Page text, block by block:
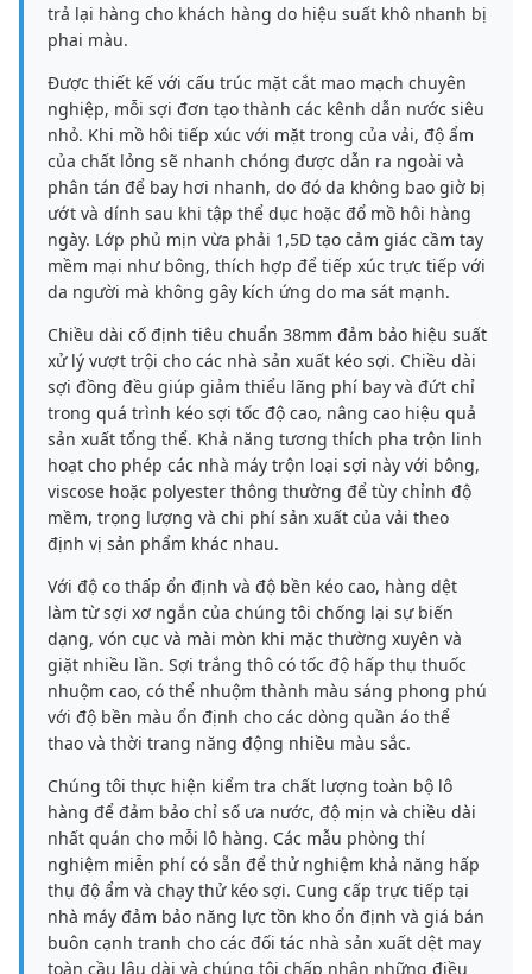
trả lại hàng cho khách hàng do hiệu suất khô nhanh bị
phai màu.
Được thiết kế với cấu trúc mặt cắt mao mạch chuyên
nghiệp, mỗi sợi đơn tạo thành các kênh dẫn nước siêu
nhỏ. Khi mồ hôi tiếp xúc với mặt trong của vải, độ ẩm
của chất lỏng sẽ nhanh chóng được dẫn ra ngoài và
phân tán để bay hơi nhanh, do đó da không bao giờ bị
ướt và dính sau khi tập thể dục hoặc đổ mồ hôi hàng
ngày. Lớp phủ mịn vừa phải 1,5D tạo cảm giác cầm tay
mềm mại như bông, thích hợp để tiếp xúc trực tiếp với
da người mà không gây kích ứng do ma sát mạnh.
Chiều dài cố định tiêu chuẩn 38mm đảm bảo hiệu suất
xử lý vượt trội cho các nhà sản xuất kéo sợi. Chiều dài
sợi đồng đều giúp giảm thiểu lãng phí bay và đứt chỉ
trong quá trình kéo sợi tốc độ cao, nâng cao hiệu quả
sản xuất tổng thể. Khả năng tương thích pha trộn linh
hoạt cho phép các nhà máy trộn loại sợi này với bông,
viscose hoặc polyester thông thường để tùy chỉnh độ
mềm, trọng lượng và chi phí sản xuất của vải theo
định vị sản phẩm khác nhau.
Với độ co thấp ổn định và độ bền kéo cao, hàng dệt
làm từ sợi xơ ngắn của chúng tôi chống lại sự biến
dạng, vón cục và mài mòn khi mặc thường xuyên và
giặt nhiều lần. Sợi trắng thô có tốc độ hấp thụ thuốc
nhuộm cao, có thể nhuộm thành màu sáng phong phú
với độ bền màu ổn định cho các dòng quần áo thể
thao và thời trang năng động nhiều màu sắc.
Chúng tôi thực hiện kiểm tra chất lượng toàn bộ lô
hàng để đảm bảo chỉ số ưa nước, độ mịn và chiều dài
nhất quán cho mỗi lô hàng. Các mẫu phòng thí
nghiệm miễn phí có sẵn để thử nghiệm khả năng hấp
thụ độ ẩm và chạy thử kéo sợi. Cung cấp trực tiếp tại
nhà máy đảm bảo năng lực tồn kho ổn định và giá bán
buôn cạnh tranh cho các đối tác nhà sản xuất dệt may
toàn cầu lâu dài và chúng tôi chấp nhận những điều